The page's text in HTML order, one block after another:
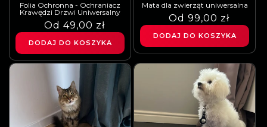
Folia Ochronna - Ochraniacz
Krawędzi Drzwi Uniwersalny
Cena
regularna
Cena
sprzedaży
Od 49,00 zł
DODAJ DO KOSZYKA
Mata dla zwierząt uniwersalna
Cena
regularna
Cena
sprzedaży
Od 99,00 zł
DODAJ DO KOSZYKA